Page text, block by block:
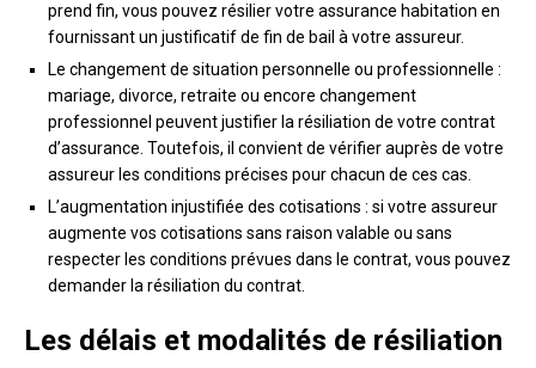
prend fin, vous pouvez résilier votre assurance habitation en
fournissant un justificatif de fin de bail à votre assureur.
Le changement de situation personnelle ou professionnelle :
mariage, divorce, retraite ou encore changement
professionnel peuvent justifier la résiliation de votre contrat
d’assurance. Toutefois, il convient de vérifier auprès de votre
assureur les conditions précises pour chacun de ces cas.
L’augmentation injustifiée des cotisations : si votre assureur
augmente vos cotisations sans raison valable ou sans
respecter les conditions prévues dans le contrat, vous pouvez
demander la résiliation du contrat.
Les délais et modalités de résiliation